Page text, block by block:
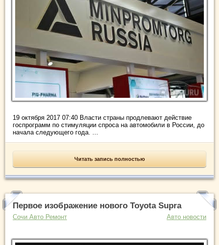
19 октября 2017 07:40 Власти страны продлевают действие
госпрограмм по стимуляции спроса на автомобили в России, до
начала следующего года. ...
Читать запись полностью
Первое изображение нового Toyota Supra
Сочи Авто Ремонт Авто новости